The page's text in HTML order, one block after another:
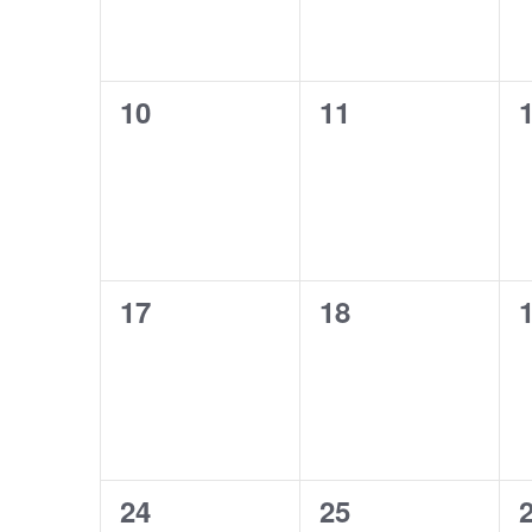
0
10
0
11
0
0
17
0
18
0
0
24
0
25
0